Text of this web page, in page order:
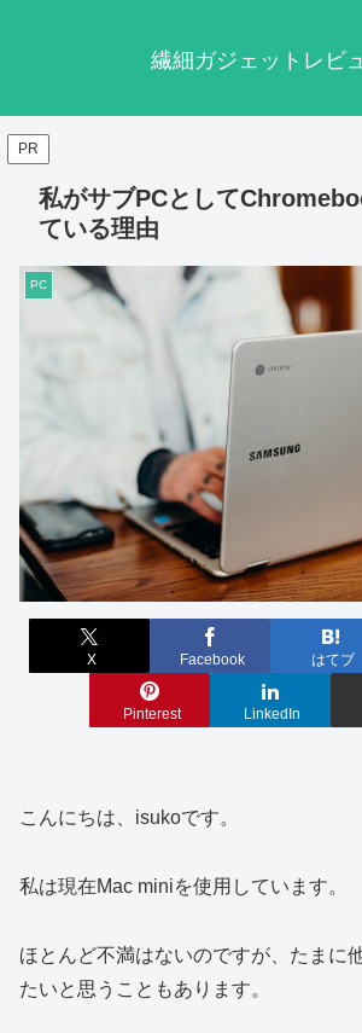
繊細ガジェットレビ
PR
私がサブPCとして
ている理由
PC
X Facebook はてブ
Pinterest LinkedIn
こんにちは、isukoです。
私は現在Mac miniを使用しています。
ほとんど不満はないのですが、たまに
たいと思うこともあります。